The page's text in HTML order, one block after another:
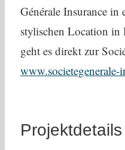
Générale Insurance in
stylischen Location
geht es direkt zur
www.societegenerale-
Projektdetails